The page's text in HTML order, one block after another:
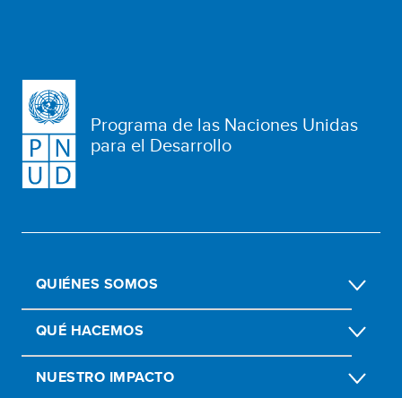
Programa de las Naciones Unidas
para el Desarrollo
QUIÉNES SOMOS
QUÉ HACEMOS
NUESTRO IMPACTO